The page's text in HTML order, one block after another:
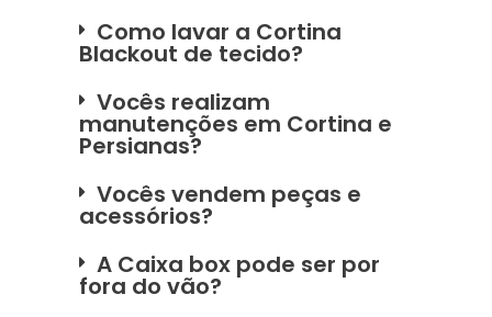
Como lavar a Cortina
Blackout de tecido?
Vocês realizam
manutenções em Cortina e
Persianas?
Vocês vendem peças e
acessórios?
A Caixa box pode ser por
fora do vão?